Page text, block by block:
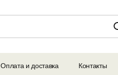
Оплата и доставка Контакты